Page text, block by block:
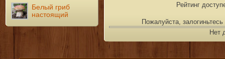
Белый гриб
настоящий
Рейтинг
Пожалуйста,
Нет